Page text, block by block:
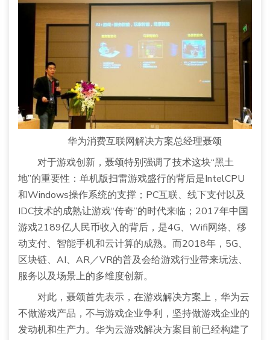
华为消费互联网解决方案总经理聂颂
对于游戏创新，聂颂特别强调了技术这块“黑土
地”的重要性：单机版扫雷游戏盛行的背后是IntelCPU
和Windows操作系统的支撑；PC互联、线下支付以及
IDC技术的成熟让游戏“传奇”的时代来临；2017年中国
游戏2189亿人民币收入的背后，是4G、Wifi网络、移
动支付、智能手机和云计算的成熟。而2018年，5G、
区块链、AI、AR／VR的普及会给游戏行业带来玩法、
服务以及场景上的多维度创新。
对此，聂颂首先表示，在游戏解决方案上， 华为云
不做游戏产品，不与游戏企业争利，坚持做游戏企业的
发动机和生产力。华为云游戏解决方案目前已经构建了